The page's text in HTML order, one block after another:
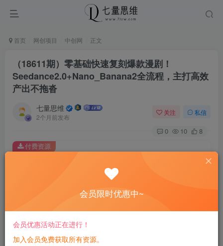
首页 网创项目 中创网 正文
（18611期）零基础快速复刻爆款漫剧！
Seedance2.0+Nano_Banana2全流程，主打高效
产出不拖沓
七量思维
2个月前发布
关注 私信
0 10 8
此内容为付费资源，请付费后查看
￥8.8
黄金会员免费 钻石会员免费
付费资源
会员限时优惠中~
会员优惠活动正在进行！
加入会员免费获取所有资源。